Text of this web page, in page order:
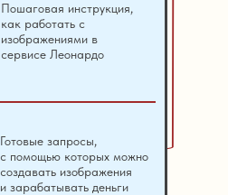
Пошаговая инструкция,
как работать с
изображениями в
сервисе Леонардо
Готовые запросы,
с помощью которых можно
создавать изображения
и зарабатывать деньги